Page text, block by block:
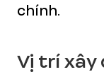
chính.
Vị trí xây